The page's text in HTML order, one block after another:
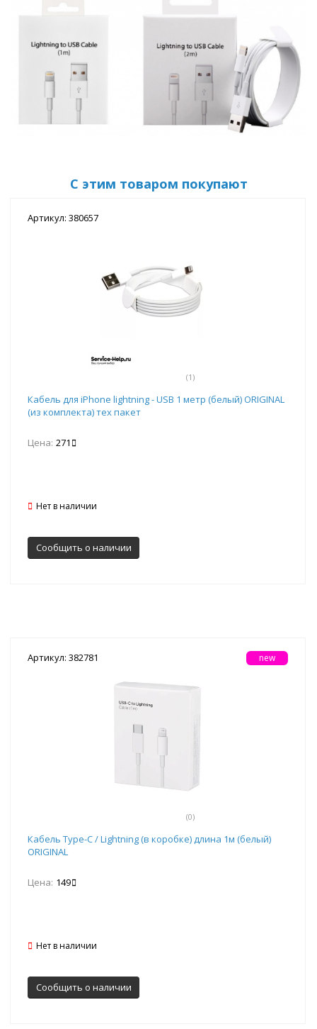
С этим товаром покупают
Артикул: 380657
(1)
Кабель для iPhone lightning - USB 1 метр (белый) ORIGINAL
(из комплекта) тех пакет
Цена: 271
Нет в наличии
Сообщить о наличии
Артикул: 382781
(0)
new
Кабель Type-C / Lightning (в коробке) длина 1м (белый)
ORIGINAL
Цена: 149
Нет в наличии
Сообщить о наличии